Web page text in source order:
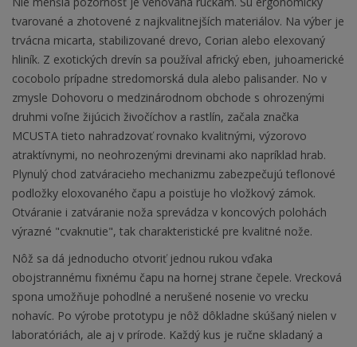
tvarované a zhotovené z najkvalitnejších materiálov. Na výber je
trvácna micarta, stabilizované drevo, Corian alebo elexovaný
hliník. Z exotických drevín sa používal africký eben, juhoamerické
cocobolo prípadne stredomorská dula alebo palisander. No v
zmysle Dohovoru o medzinárodnom obchode s ohrozenými
druhmi voľne žijúcich živočíchov a rastlín, začala značka
MCUSTA tieto nahradzovať rovnako kvalitnými, výzorovo
atraktívnymi, no neohrozenými drevinami ako napríklad hrab.
Plynulý chod zatváracieho mechanizmu zabezpečujú teflonové
podložky eloxovaného čapu a poisťuje ho vložkový zámok.
Otváranie i zatváranie noža sprevádza v koncových polohách
výrazné "cvaknutie", tak charakteristické pre kvalitné nože.
Nôž sa dá jednoducho otvoriť jednou rukou vďaka
obojstrannému fixnému čapu na hornej strane čepele. Vrecková
spona umožňuje pohodlné a nerušené nosenie vo vrecku
nohavíc. Po výrobe prototypu je nôž dôkladne skúšaný nielen v
laboratóriách, ale aj v prírode. Každý kus je ručne skladaný a